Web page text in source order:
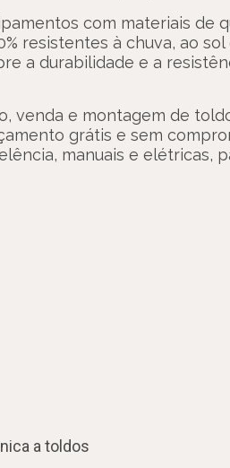
com materiais de
resistentes à chuva, ao
a durabilidade e a
venda e montagem de
grátis e sem
manuais e elétricas,